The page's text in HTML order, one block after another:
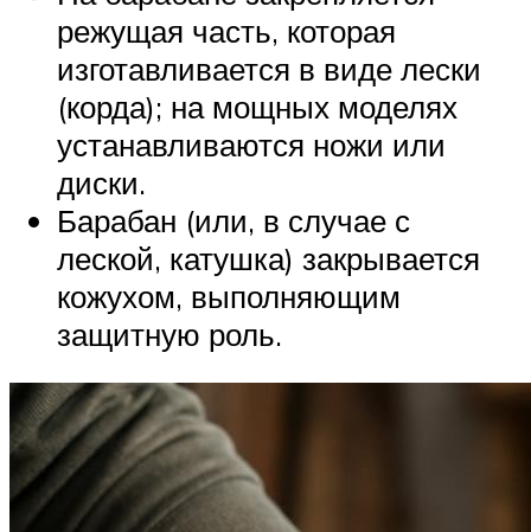
режущая часть, которая
изготавливается в виде лески
(корда); на мощных моделях
устанавливаются ножи или
диски.
Барабан (или, в случае с
леской, катушка) закрывается
кожухом, выполняющим
защитную роль.